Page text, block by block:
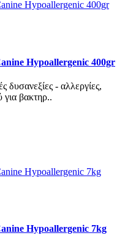
Hypoallergenic 400gr
δυσανεξίες - αλλεργίες,
για βακτηρ..
Hypoallergenic 7kg